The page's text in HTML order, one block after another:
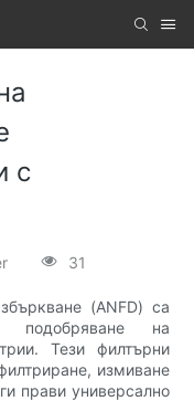
с
31
(ANFD) са
подобряване на
Тези филтърни
измиване
прави универсално